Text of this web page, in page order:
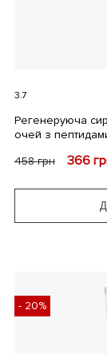
3.7
Регенеруюча
очей з
458грн 366
- 20%